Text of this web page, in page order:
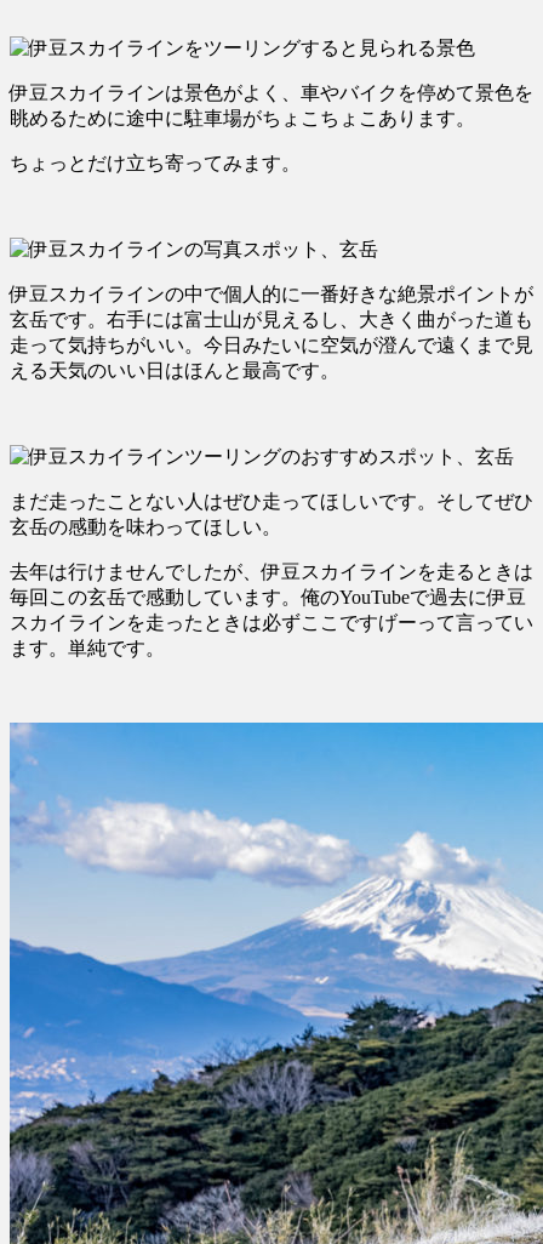
伊豆スカイラインは景色がよく、車やバイクを停めて景色を
眺めるために途中に駐車場がちょこちょこあります。
ちょっとだけ立ち寄ってみます。
伊豆スカイラインの中で個人的に一番好きな絶景ポイントが
玄岳です。右手には富士山が見えるし、大きく曲がった道も
走って気持ちがいい。今日みたいに空気が澄んで遠くまで見
える天気のいい日はほんと最高です。
まだ走ったことない人はぜひ走ってほしいです。そしてぜひ
玄岳の感動を味わってほしい。
去年は行けませんでしたが、伊豆スカイラインを走るときは
毎回この玄岳で感動しています。俺のYouTubeで過去に伊豆
スカイラインを走ったときは必ずここですげーって言ってい
ます。単純です。